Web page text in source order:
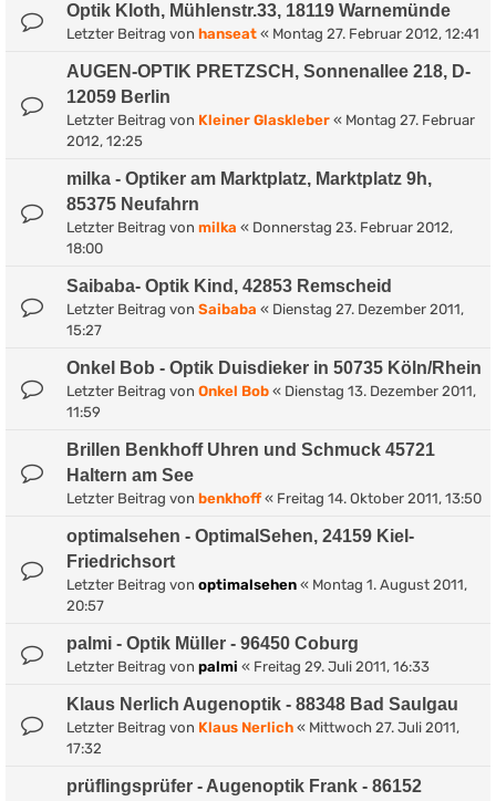
Optik Kloth, Mühlenstr.33, 18119 Warnemünde
Letzter Beitrag von hanseat « Montag 27. Februar 2012, 12:41
AUGEN-OPTIK PRETZSCH, Sonnenallee 218, D-
12059 Berlin
Letzter Beitrag von Kleiner Glaskleber « Montag 27. Februar
2012, 12:25
milka - Optiker am Marktplatz, Marktplatz 9h,
85375 Neufahrn
Letzter Beitrag von milka « Donnerstag 23. Februar 2012,
18:00
Saibaba- Optik Kind, 42853 Remscheid
Letzter Beitrag von Saibaba « Dienstag 27. Dezember 2011,
15:27
Onkel Bob - Optik Duisdieker in 50735 Köln/Rhein
Letzter Beitrag von Onkel Bob « Dienstag 13. Dezember 2011,
11:59
Brillen Benkhoff Uhren und Schmuck 45721
Haltern am See
Letzter Beitrag von benkhoff« Freitag 14. Oktober 2011, 13:50
optimalsehen - OptimalSehen, 24159 Kiel-
Friedrichsort
Letzter Beitrag von optimalsehen « Montag 1. August 2011,
20:57
palmi - Optik Müller - 96450 Coburg
Letzter Beitrag von palmi « Freitag 29. Juli 2011, 16:33
Klaus Nerlich Augenoptik - 88348 Bad Saulgau
Letzter Beitrag von Klaus Nerlich « Mittwoch 27. Juli 2011,
17:32
prüflingsprüfer - Augenoptik Frank - 86152